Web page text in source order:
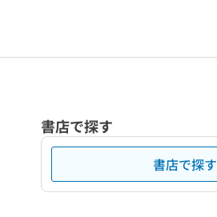
書店で探す
書店で探す